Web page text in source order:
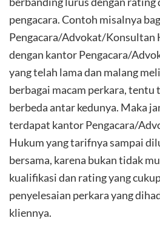
pengacara. Contoh misalnya
Pengacara/Advokat/Konsultan
dengan kantor Pengacara/
yang telah lama dan malang
berbagai macam perkara, tentu
berbeda antar kedunya. Maka
terdapat kantor Pengacara/
Hukum yang tarifnya sampai
bersama, karena bukan tidak
kualifikasi dan rating yang
penyelesaian perkara yang
kliennya.